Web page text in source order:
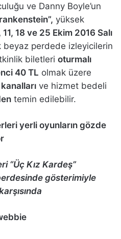
ve Danny Boyle’un
yüksek
11, 18 ve 25 Ekim 2016 Salı
beyaz perdede izleyicilerin
biletleri oturmalı
40 TL olmak üzere
ve hizmet bedeli
temin edilebilir.
yerli oyunların gözde
“Üç Kız Kardeş”
gösterimiyle